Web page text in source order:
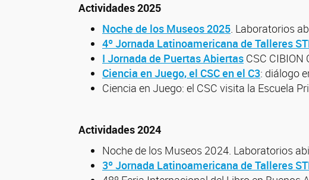
Actividades 2025
Noche de los Museos 2025. Laboratorios
4º Jornada Latinoamericana de Talleres
I Jornada de Puertas Abiertas CSC CIBION
Ciencia en Juego, el CSC en el C3: diálogo
Ciencia en Juego: el CSC visita la Escuela
Actividades 2024
Noche de los Museos 2024. Laboratorios
3º Jornada Latinoamericana de Talleres